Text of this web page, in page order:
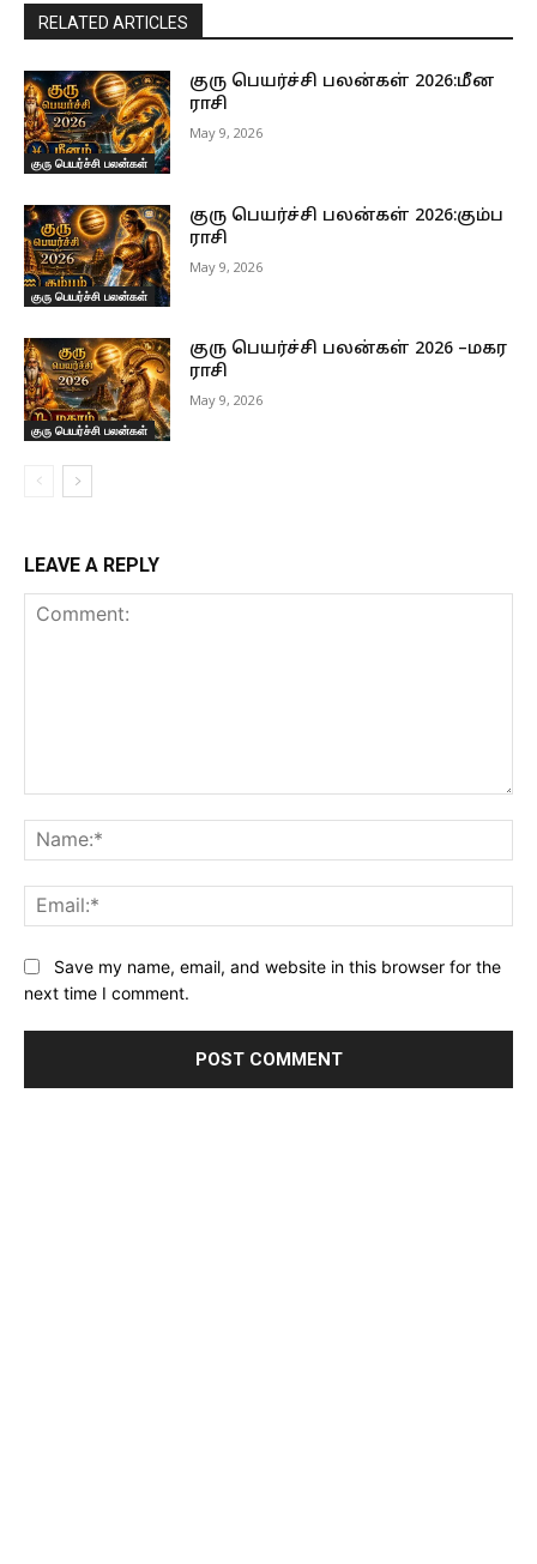
RELATED ARTICLES
குரு பெயர்ச்சி பலன்கள்
குரு பெயர்ச்சி பலன்கள் 2026:மீன
ராசி
May 9, 2026
குரு பெயர்ச்சி பலன்கள்
குரு பெயர்ச்சி பலன்கள் 2026:கும்ப
ராசி
May 9, 2026
குரு பெயர்ச்சி பலன்கள்
குரு பெயர்ச்சி பலன்கள் 2026 –மகர
ராசி
May 9, 2026
LEAVE A REPLY
Website:Save my name, email, and website in this browser for the
next time I comment.